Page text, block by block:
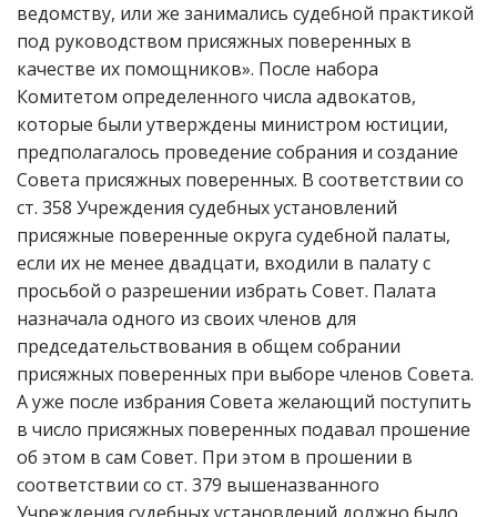
ведомству, или же занимались судебной практикой
под руководством присяжных поверенных в
качестве их помощников». После набора
Комитетом определенного числа адвокатов,
которые были утверждены министром юстиции,
предполагалось проведение собрания и создание
Совета присяжных поверенных. В соответствии со
ст. 358 Учреждения судебных установлений
присяжные поверенные округа судебной палаты,
если их не менее двадцати, входили в палату с
просьбой о разрешении избрать Совет. Палата
назначала одного из своих членов для
председательствования в общем собрании
присяжных поверенных при выборе членов Совета.
А уже после избрания Совета желающий поступить
в число присяжных поверенных подавал прошение
об этом в сам Совет. При этом в прошении в
соответствии со ст. 379 вышеназванного